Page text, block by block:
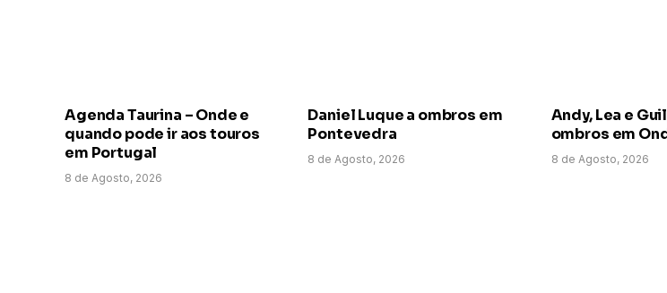
Agenda Taurina – Onde e
quando pode ir aos touros
em Portugal
8 de Agosto, 2026
Daniel Luque a ombros em
Pontevedra
8 de Agosto, 2026
Andy, Lea e
ombros em
8 de Agosto, 2026